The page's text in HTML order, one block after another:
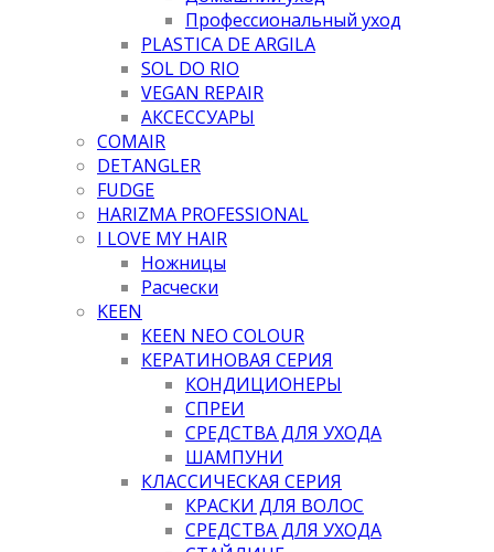
Профессиональный уход
PLASTICA DE ARGILA
SOL DO RIO
VEGAN REPAIR
АКСЕССУАРЫ
COMAIR
DETANGLER
FUDGE
HARIZMA PROFESSIONAL
I LOVE MY HAIR
Ножницы
Расчески
KEEN
KEEN NEO COLOUR
КЕРАТИНОВАЯ СЕРИЯ
КОНДИЦИОНЕРЫ
СПРЕИ
СРЕДСТВА ДЛЯ УХОДА
ШАМПУНИ
КЛАССИЧЕСКАЯ СЕРИЯ
КРАСКИ ДЛЯ ВОЛОС
СРЕДСТВА ДЛЯ УХОДА